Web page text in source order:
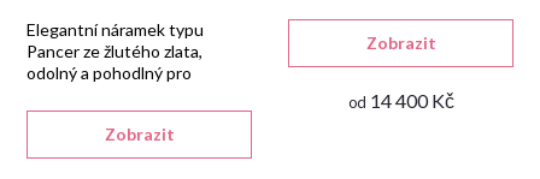
Zobrazit
Elegantní náramek typu
Pancer ze žlutého zlata,
odolný a pohodlný pro
od 14 400 Kč
Zobrazit